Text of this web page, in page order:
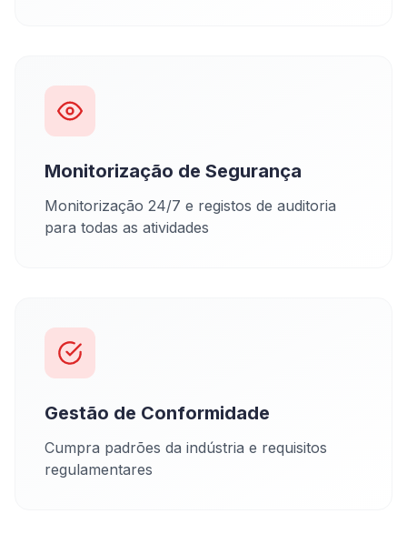
Monitorização de Segurança
Monitorização 24/7 e registos de auditoria
para todas as atividades
Gestão de Conformidade
Cumpra padrões da indústria e requisitos
regulamentares